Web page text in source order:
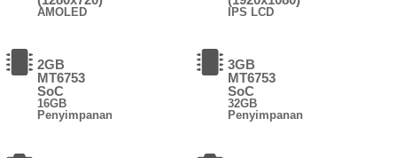
AMOLED
2GB
MT6753
SoC
16GB
Penyimpanan
IPS LCD
3GB
MT6753
SoC
32GB
Penyimpanan